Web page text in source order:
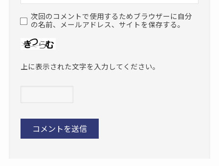
次回のコメントで使用するためブラウザーに自分
の名前、メールアドレス、サイトを保存する。
上に表示された文字を入力してください。